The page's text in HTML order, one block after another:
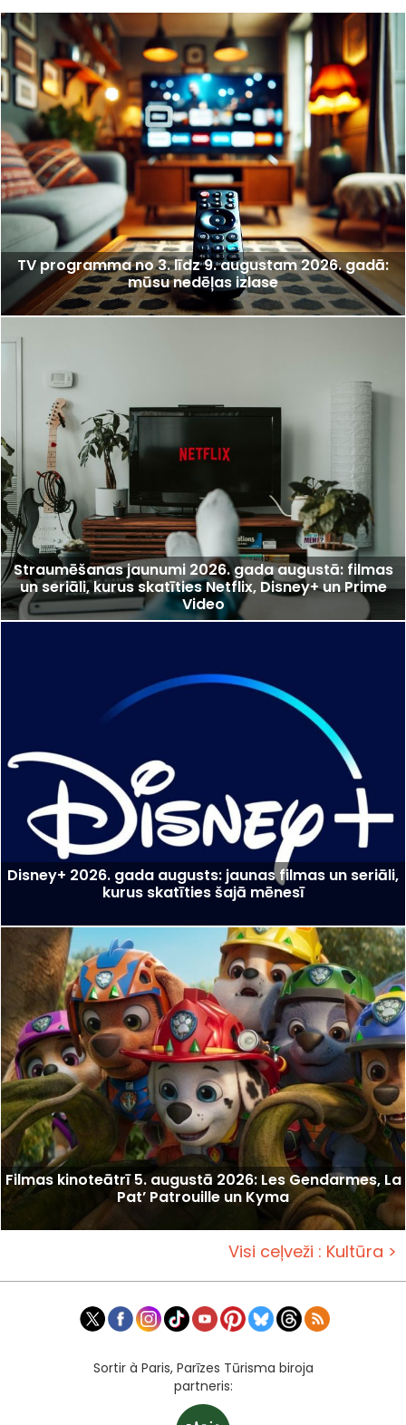
TV programma no 3. līdz 9. augustam 2026. gadā:
mūsu nedēļas izlase
Straumēšanas jaunumi 2026. gada augustā: filmas
un seriāli, kurus skatīties Netflix, Disney+ un Prime
Video
Disney+ 2026. gada augusts: jaunas filmas un seriāli,
kurus skatīties šajā mēnesī
Filmas kinoteātrī 5. augustā 2026: Les Gendarmes, La
Pat’ Patrouille un Kyma
Visi ceļveži : Kultūra >
Sortir à Paris, Parīzes Tūrisma biroja
partneris: